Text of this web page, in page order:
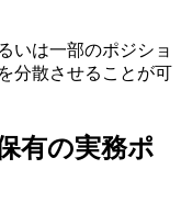
いは一部のポジショ
分散させることが可
有の実務ポ